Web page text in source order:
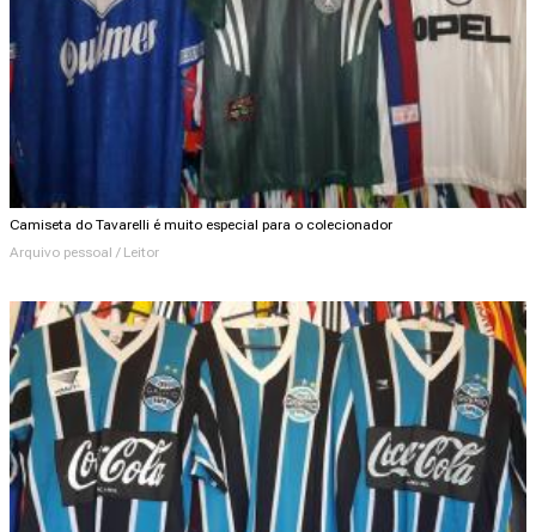
Camiseta do Tavarelli é muito especial para o colecionador
Arquivo pessoal / Leitor